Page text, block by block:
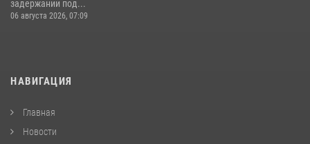
задержании под...
06 августа 2026, 07:09
НАВИГАЦИЯ
Главная
Новости